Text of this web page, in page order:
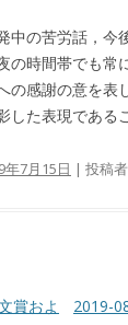
の苦労話，今
の時間帯でも
感謝の意を表
た表現である
年7月15日 | 投稿
賞およ
2019-